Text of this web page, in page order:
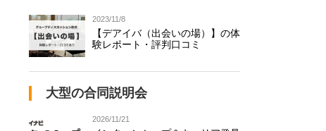
2023/11/8
【デアイバ（出会いの場）】の体
験レポート・評判口コミ
大型の合同説明会
2026/11/21